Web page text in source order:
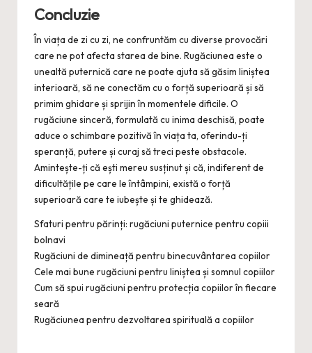
Concluzie
În viața de zi cu zi, ne confruntăm cu diverse provocări
care ne pot afecta starea de bine. Rugăciunea este o
unealtă puternică care ne poate ajuta să găsim liniștea
interioară, să ne conectăm cu o forță superioară și să
primim ghidare și sprijin în momentele dificile. O
rugăciune sinceră, formulată cu inima deschisă, poate
aduce o schimbare pozitivă în viața ta, oferindu-ți
speranță, putere și curaj să treci peste obstacole.
Amintește-ți că ești mereu susținut și că, indiferent de
dificultățile pe care le întâmpini, există o forță
superioară care te iubește și te ghidează.
Sfaturi pentru părinți: rugăciuni puternice pentru copiii
bolnavi
Rugăciuni de dimineață pentru binecuvântarea copiilor
Cele mai bune rugăciuni pentru liniștea și somnul copiilor
Cum să spui rugăciuni pentru protecția copiilor în fiecare
seară
Rugăciunea pentru dezvoltarea spirituală a copiilor